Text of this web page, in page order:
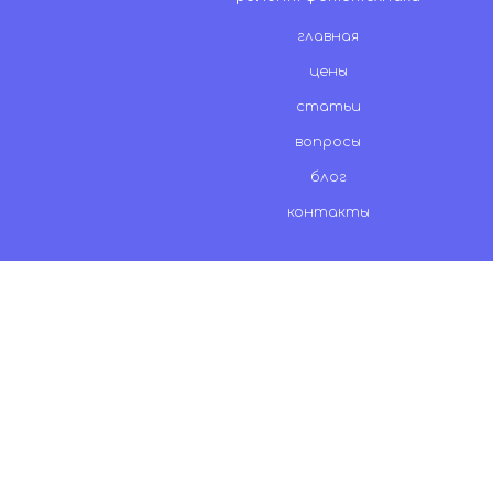
главная
цены
статьи
вопросы
блог
контакты